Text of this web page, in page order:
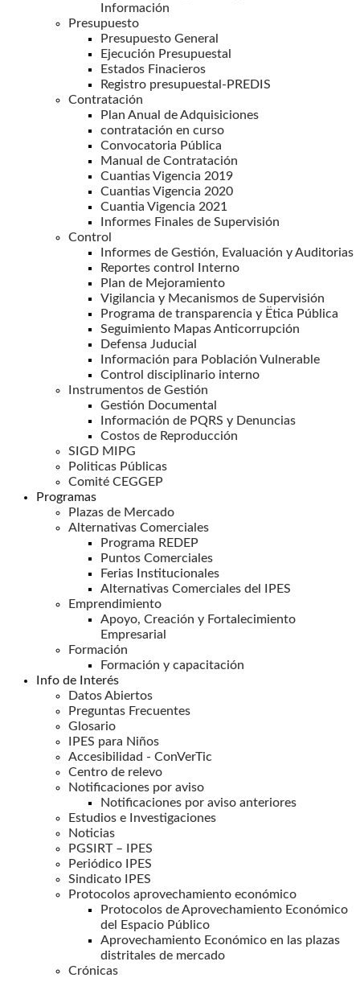
Información
Presupuesto
Presupuesto General
Ejecución Presupuestal
Estados Finacieros
Registro presupuestal-PREDIS
Contratación
Plan Anual de Adquisiciones
contratación en curso
Convocatoria Pública
Manual de Contratación
Cuantias Vigencia 2019
Cuantias Vigencia 2020
Cuantia Vigencia 2021
Informes Finales de Supervisión
Control
Informes de Gestión, Evaluación y Auditorias
Reportes control Interno
Plan de Mejoramiento
Vigilancia y Mecanismos de Supervisión
Programa de transparencia y Ëtica Pública
Seguimiento Mapas Anticorrupción
Defensa Juducial
Información para Población Vulnerable
Control disciplinario interno
Instrumentos de Gestión
Gestión Documental
Información de PQRS y Denuncias
Costos de Reproducción
SIGD MIPG
Politicas Públicas
Comité CEGGEP
Programas
Plazas de Mercado
Alternativas Comerciales
Programa REDEP
Puntos Comerciales
Ferias Institucionales
Alternativas Comerciales del IPES
Emprendimiento
Apoyo, Creación y Fortalecimiento
Empresarial
Formación
Formación y capacitación
Info de Interés
Datos Abiertos
Preguntas Frecuentes
Glosario
IPES para Niños
Accesibilidad - ConVerTic
Centro de relevo
Notificaciones por aviso
Notificaciones por aviso anteriores
Estudios e Investigaciones
Noticias
PGSIRT – IPES
Periódico IPES
Sindicato IPES
Protocolos aprovechamiento económico
Protocolos de Aprovechamiento Económico
del Espacio Público
Aprovechamiento Económico en las plazas
distritales de mercado
Crónicas